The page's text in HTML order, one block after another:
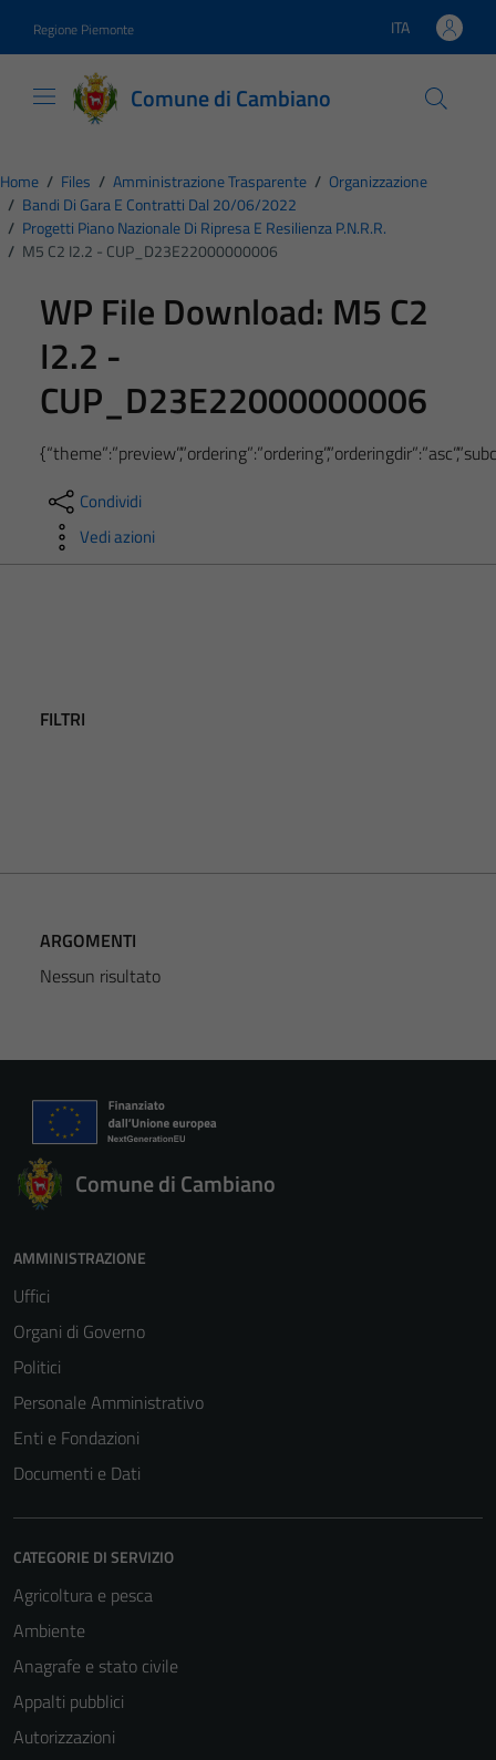
Regione Piemonte Lingua attiva:
ITA
Comune di Cambiano
Home / Files / Amministrazione Trasparente / Organizzazione
/ Bandi Di Gara E Contratti Dal 20/06/2022
/ Progetti Piano Nazionale Di Ripresa E Resilienza P.N.R.R.
/ M5 C2 I2.2 - CUP_D23E22000000006
WP File Download: M5 C2
I2.2 -
CUP_D23E22000000006
Condividi
Vedi azioni
FILTRI
ARGOMENTI
Nessun risultato
Comune di Cambiano
AMMINISTRAZIONE
Uffici
Organi di Governo
Politici
Personale Amministrativo
Enti e Fondazioni
Documenti e Dati
CATEGORIE DI SERVIZIO
Agricoltura e pesca
Ambiente
Anagrafe e stato civile
Appalti pubblici
Autorizzazioni